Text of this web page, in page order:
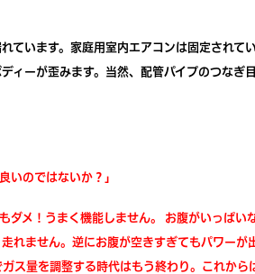
ています。家庭用室内エアコンは固定されて
ィーが歪みます。当然、配管パイプのつなぎ
いのではないか？」
メ！うまく機能しません。 お腹がいっぱい
れません。逆にお腹が空きすぎてもパワーが
ス量を調整する時代はもう終わり。これか